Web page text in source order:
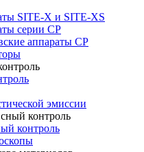
SITE-X и SITE-XS
серии CP
аппараты CP
эмиссии
контроль